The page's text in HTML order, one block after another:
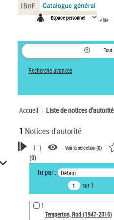
Espace personnel Aide
Tout
Recherche avancée
Accueil Liste de notices d’autorité
1 Notices d'autorité
VOTRE RECHERCHE
Recherche avancée dans les
notices d’autorité
Œuvres liées à l'auteur :
Temperton, Rod (1947-2016)
Voir la sélection (0)
(0)
Tri par : Défaut
sur 1
1
Temperton, Rod (1947-2016)
Panneau de gestion des cookies